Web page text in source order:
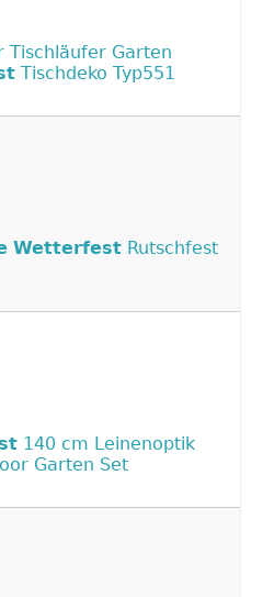
Garten
Tischdeko Typ551
Wetterfest Rutschfest
140 cm Leinenoptik
Garten Set